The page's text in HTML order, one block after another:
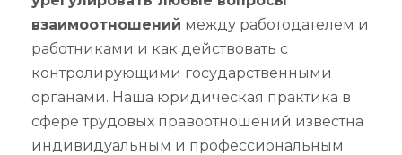
взаимоотношений между работодателем и
работниками и как действовать с
контролирующими государственными
органами. Наша юридическая практика в
сфере трудовых правоотношений известна
индивидуальным и профессиональным